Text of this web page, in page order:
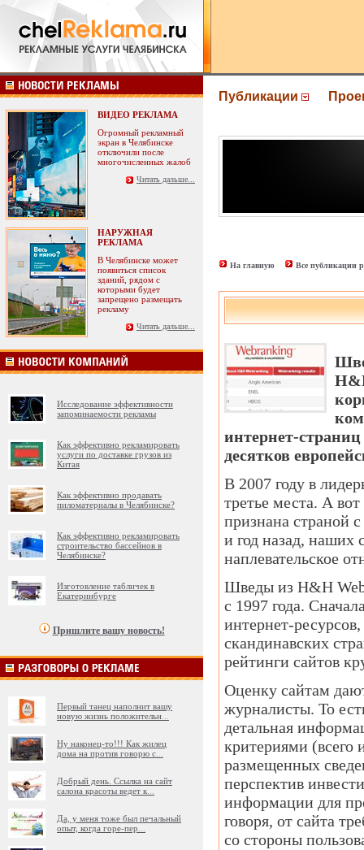
ВИДЕО РЕКЛАМА
Огромный рекламный
экран в Челябинске
отключили после
многочисленных жалоб
Читать дальше...
НАРУЖНАЯ
РЕКЛАМА
В Челябинске может
появиться список
зданий, рядом с
которыми будет
запрещено размещать
рекламу
Читать дальше...
Исследование эффективности
запоминаемости рекламы
Как эффективно рекламировать
услуги по доставке грузов из
Китая
Как эффективно продавать
пиломатериалы в Челябинске?
Как эффективно рекламировать
строительство бассейнов в
Челябинске?
Изготовление табличек в
Екатеринбурге
Пришлите вашу новость!
Первый танец наполнит вашу
новую жизнь положительн
Ну наконец-то!!! Как жилец
дома на против говорю с
Добрый день. Ссылка на сайт
салона красоты ведет к
Да, у меня тоже был печальный
опыт, когда горе-пер
Публикации
На главную Все публикации
интернет-страниц
десятков
В 2007 году в
третье места. А
признана страной
и год назад, наших
наплевательское
Шведы из H&H
с 1997 года.
интернет-
скандинавских
рейтинги сайтов
Оценку сайтам
журналисты. То
детальная
критериями (всего
размещенных
перспектив
информации для
говоря, от сайта
со стороны